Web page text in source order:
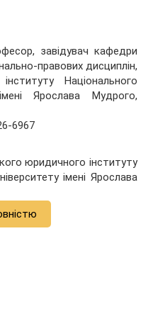
завідувач кафедри
правових дисциплін,
Національного
Ярослава Мудрого,
6967
юридичного інституту
імені Ярослава